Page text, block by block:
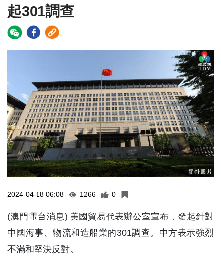
起301調查
2024-04-18 06:08 1266 0
(澳門電台消息) 美國貿易代表辦公室宣布，發起針對
中國海事、物流和造船業的301調查。中方表示強烈
不滿和堅決反對。